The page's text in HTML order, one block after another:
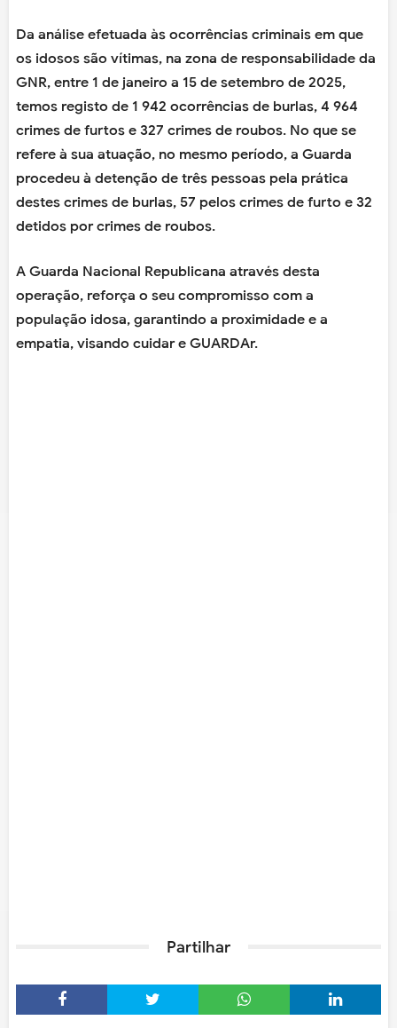
Da análise efetuada às ocorrências criminais em que
os idosos são vítimas, na zona de responsabilidade da
GNR, entre 1 de janeiro a 15 de setembro de 2025,
temos registo de 1 942 ocorrências de burlas, 4 964
crimes de furtos e 327 crimes de roubos. No que se
refere à sua atuação, no mesmo período, a Guarda
procedeu à detenção de três pessoas pela prática
destes crimes de burlas, 57 pelos crimes de furto e 32
detidos por crimes de roubos.
A Guarda Nacional Republicana através desta
operação, reforça o seu compromisso com a
população idosa, garantindo a proximidade e a
empatia, visando cuidar e GUARDAr.
Partilhar